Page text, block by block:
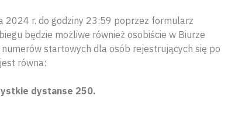
2024 r. do godziny 23:59 poprzez formularz
będzie możliwe również osobiście w Biurze
startowych dla osób rejestrujących się po
równa:
dystanse 250.